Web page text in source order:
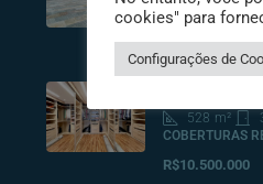
Consulte
Cobertura
528 m²
COBERTURAS
R$10.500.000
cookies" para
Configurações de